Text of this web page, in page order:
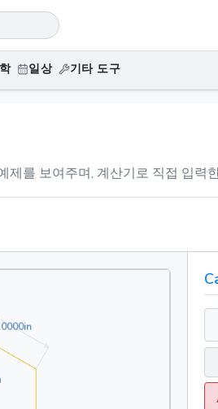
일상 기타 도구
를 보여주며, 계산기로 직접 입력
0000in8.0000in
6.9282in